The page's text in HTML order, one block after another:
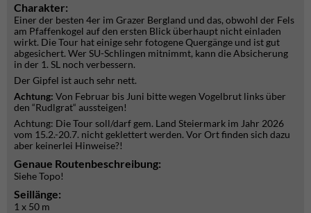
Charakter:
Einer der besten 4er im Grazer Bergland und das, obwohl der Fels
am Pfaffenkogel auf den ersten Blick überhaupt nicht einladen
wirkt. Die Tour hat einige sehr fotogene Quergänge und ist gut
abgesichert. Wer SU-Schlingen mitnimmt, kann die Absicherung
in der 1. SL noch verbessern.
Der Gipfel ist auch sehr nett.
Achtung: Von Februar bis Juni bitte wegen Vogelbrut links über
den “Rudlgrat“ aussteigen!
Achtung: Die Tour soll/darf gem. Land Steiermark im Jahr 2026
vom 15.2.-20.7. nicht geklettert werden. Vor Ort finden sich dazu
aber keinerlei Hinweise?!
Genaue Routenbeschreibung:
Siehe Topo!
Seillänge:
1 x 50 m